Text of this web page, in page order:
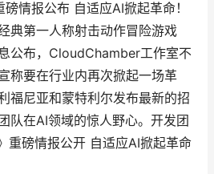
情报公布 自适应AI掀起革命！
第一人称射击动作冒险游戏
公布，CloudChamber工作室不
称要在行业内再次掀起一场革
尼亚和蒙特利尔发布最新的招
队在AI领域的惊人野心。开发团
重磅情报公开 自适应AI掀起革命